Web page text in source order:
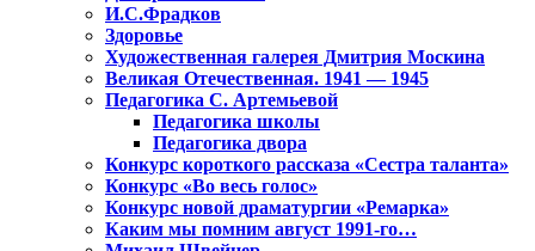
И.С.Фрадков
Здоровье
Художественная галерея Дмитрия Москина
Великая Отечественная. 1941 — 1945
Педагогика С. Артемьевой
Педагогика школы
Педагогика двора
Конкурс короткого рассказа «Сестра таланта»
Конкурс «Во весь голос»
Конкурс новой драматургии «Ремарка»
Каким мы помним август 1991-го…